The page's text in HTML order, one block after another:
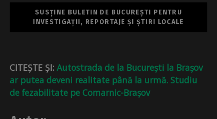
SUSȚINE BULETIN DE BUCUREȘTI PENTRU
INVESTIGAȚII, REPORTAJE ȘI ȘTIRI LOCALE
CITEȘTE ȘI: Autostrada de la București la Brașov
ar putea deveni realitate până la urmă. Studiu
de fezabilitate pe Comarnic-Brașov